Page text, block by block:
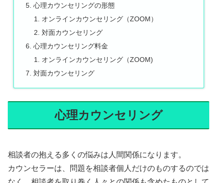
心理カウンセリングの形態
オンラインカウンセリング（ZOOM）
対面カウンセリング
心理カウンセリング料金
オンラインカウンセリング（ZOOM)
対面カウンセリング
心理カウンセリング
相談者の抱える多くの悩みは人間関係になります。
カウンセラーは、問題を相談者個人だけのものするのでは